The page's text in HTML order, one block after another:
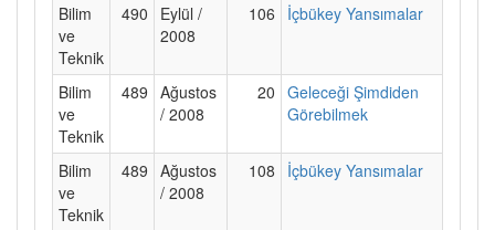
Bilim
ve
Teknik
490
Eylül /
2008
106 İçbükey Yansımalar
Bilim
ve
Teknik
489 Ağustos
/ 2008
20 Geleceği Şimdiden
Görebilmek
Bilim
ve
Teknik
489 Ağustos
/ 2008
108 İçbükey Yansımalar